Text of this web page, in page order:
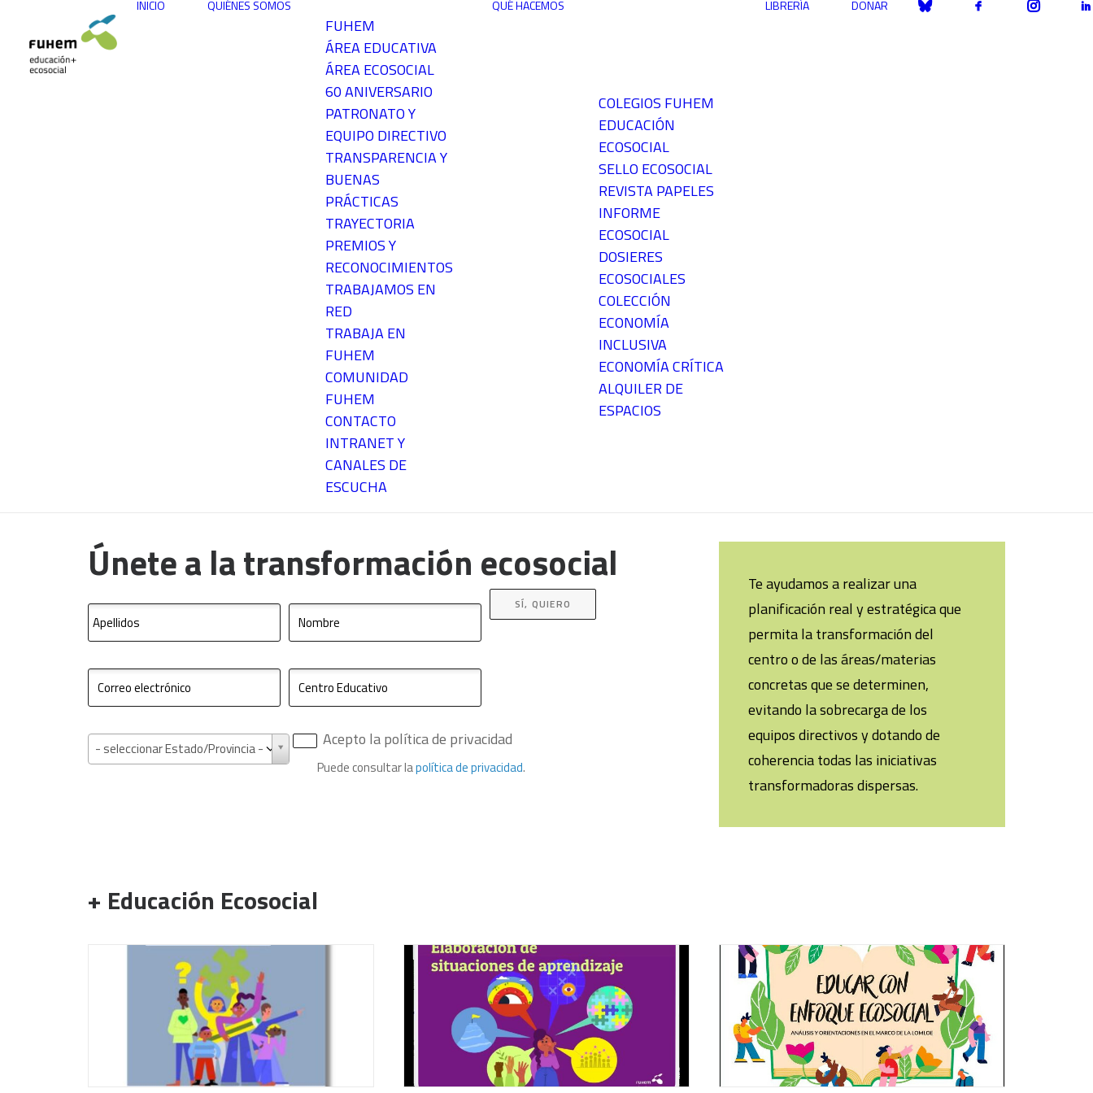
INICIO QUIÉNES SOMOS
FUHEM
ÁREA EDUCATIVA
ÁREA ECOSOCIAL
60 ANIVERSARIO
PATRONATO Y
EQUIPO DIRECTIVO
TRANSPARENCIA Y
BUENAS
PRÁCTICAS
TRAYECTORIA
PREMIOS Y
RECONOCIMIENTOS
TRABAJAMOS EN
RED
TRABAJA EN
FUHEM
COMUNIDAD
FUHEM
CONTACTO
INTRANET Y
CANALES DE
ESCUCHA
QUÉ HACEMOS
COLEGIOS FUHEM
EDUCACIÓN
ECOSOCIAL
SELLO ECOSOCIAL
REVISTA PAPELES
INFORME
ECOSOCIAL
DOSIERES
ECOSOCIALES
COLECCIÓN
ECONOMÍA
INCLUSIVA
ECONOMÍA CRÍTICA
ALQUILER DE
ESPACIOS
LIBRERÍA DONAR
Únete a la transformación ecosocial
- seleccionar Estado/Provincia -
Provincia Acepto la política de privacidad
Puede consultar lapolítica de privacidad.
SÍ, QUIERO
Te ayudamos a realizar una
planificación real y estratégica que
permita la transformación del
centro o de las áreas/materias
concretas que se determinen,
evitando la sobrecarga de los
equipos directivos y dotando de
coherencia todas las iniciativas
transformadoras dispersas.
+ Educación Ecosocial